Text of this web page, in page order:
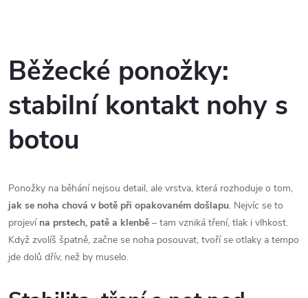
v
l
á
d
a
c
í
p
r
Běžecké ponožky:
stabilní kontakt nohy s
botou
Ponožky na běhání nejsou detail, ale vrstva, která rozhoduje o tom,
jak se noha chová v botě při opakovaném došlapu. Nejvíc se to
projeví na prstech, patě a klenbě – tam vzniká tření, tlak i vlhkost.
Když zvolíš špatně, začne se noha posouvat, tvoří se otlaky a tempo
jde dolů dřív, než by muselo.